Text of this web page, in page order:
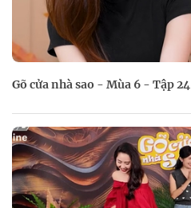
Gõ cửa nhà sao - Mùa 6 - Tập 24